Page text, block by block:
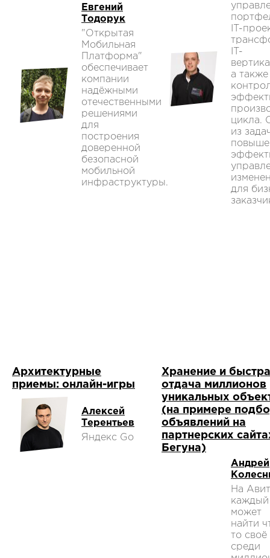
Евгений
Тодорук
"Открытая
Мобильная
Платформа"
обеспечивает
компании
надёжными
отечественными
решениями
для
построения
доверенной
безопасной
мобильной
инфраструктуры.
IT-
IT-
а также
цикла.
из
для
Архитектурные
приемы: онлайн-игры
Алексей
Терентьев
Яндекс Go
Хранение и
отдача миллионов
уникальных
(на примере
объявлений на
партнерских
Бегуна)
Андрей
На
каждый
может
найти
то своё
среди